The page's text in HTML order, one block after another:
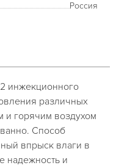
Россия
инжекционного
различных
и горячим воздухом
Способ
впрыск влаги в
надежность и